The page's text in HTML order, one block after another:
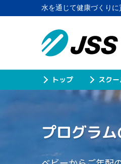
水を通じて健康づくりに
トップ スク
プログラ